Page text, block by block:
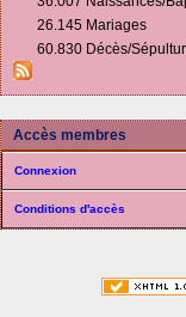
26.145 Mariages
60.830 Décès/
Accès membres
Connexion
Conditions d'accès